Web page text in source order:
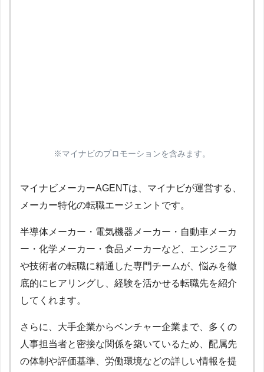
※マイナビのプロモーションを含みます。
マイナビメーカーAGENTは、マイナビが運営する、
メーカー特化の転職エージェントです。
半導体メーカー・電気機器メーカー・自動車メーカ
ー・化学メーカー・食品メーカーなど、エンジニア
や技術者の転職に精通した専門チームが、悩みを徹
底的にヒアリングし、経験を活かせる転職先を紹介
してくれます。
さらに、大手企業からベンチャー企業まで、多くの
人事担当者と密接な関係を築いているため、配属先
の体制や評価基準、労働環境などの詳しい情報を提